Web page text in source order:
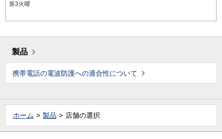
第3火曜
製品
携帯電話の電波防護への適合性について
ホーム 製品 店舗の選択